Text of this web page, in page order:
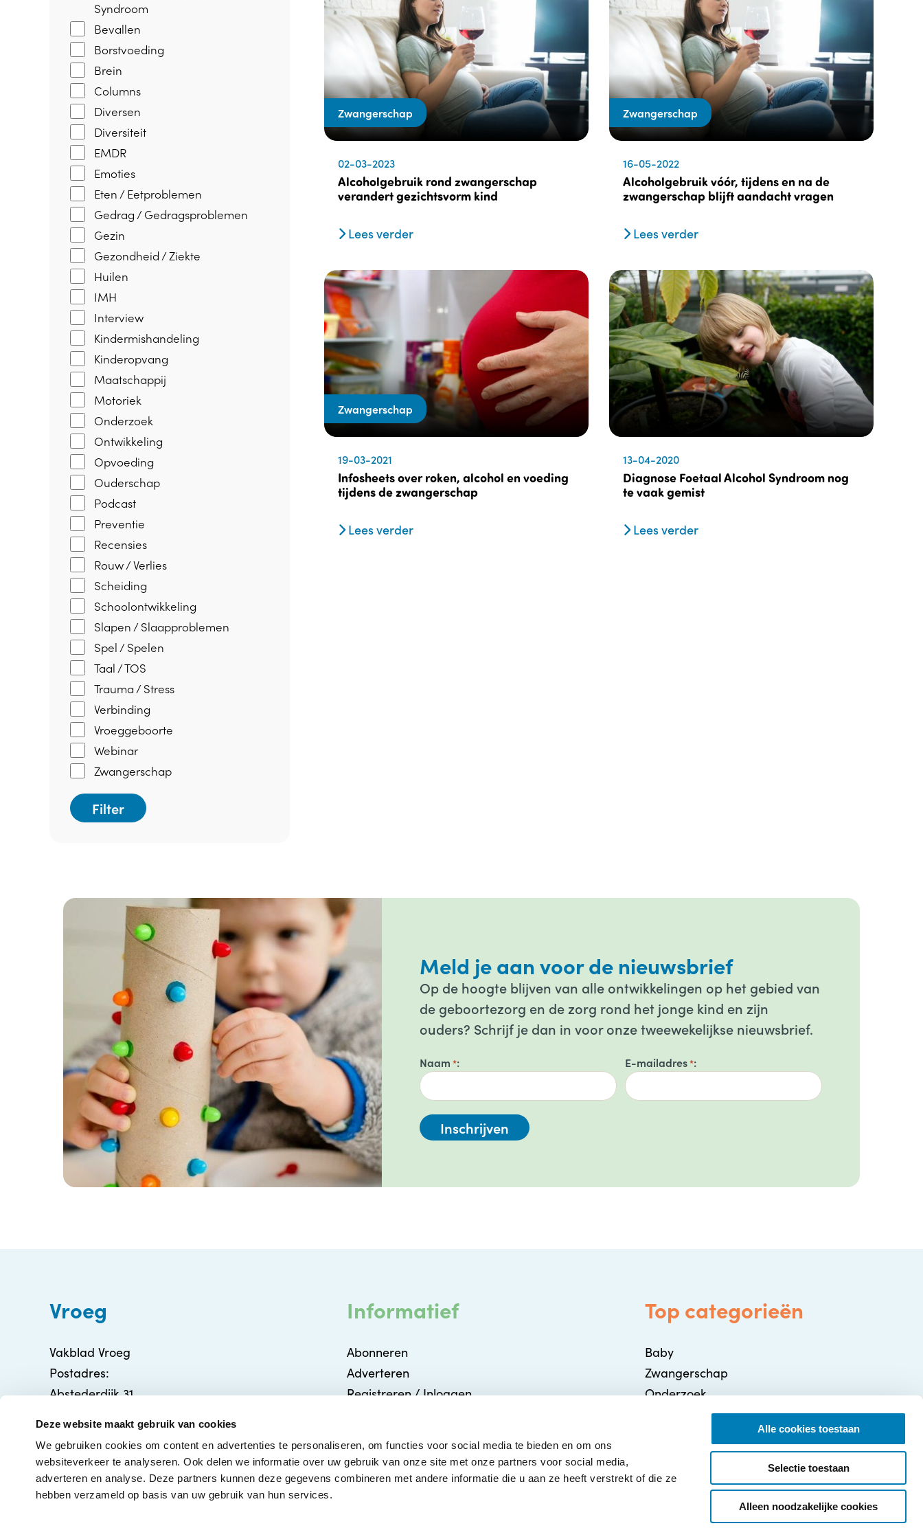
Deze website maakt gebruik van cookies
We gebruiken cookies om content en advertenties te personaliseren, om functies voor social media te bieden en om ons
websiteverkeer te analyseren. Ook delen we informatie over uw gebruik van onze site met onze partners voor social media,
adverteren en analyse. Deze partners kunnen deze gegevens combineren met andere informatie die u aan ze heeft verstrekt of die ze
hebben verzameld op basis van uw gebruik van hun services.
Alle cookies toestaan
Selectie toestaan
Alleen noodzakelijke cookies
Syndroom
Bevallen
Borstvoeding
Brein
Columns
Diversen
Diversiteit
EMDR
Emoties
Eten / Eetproblemen
Gedrag / Gedragsproblemen
Gezin
Gezondheid / Ziekte
Huilen
IMH
Interview
Kindermishandeling
Kinderopvang
Maatschappij
Motoriek
Onderzoek
Ontwikkeling
Opvoeding
Ouderschap
Podcast
Preventie
Recensies
Rouw / Verlies
Scheiding
Schoolontwikkeling
Slapen / Slaapproblemen
Spel / Spelen
Taal / TOS
Trauma / Stress
Verbinding
Vroeggeboorte
Webinar
Zwangerschap
Zwangerschap
02-03-2023
Alcoholgebruik rond zwangerschap
verandert gezichtsvorm kind
Lees verder
Zwangerschap
16-05-2022
Alcoholgebruik vóór, tijdens en na de
zwangerschap blijft aandacht vragen
Lees verder
Zwangerschap
19-03-2021
Infosheets over roken, alcohol en voeding
tijdens de zwangerschap
Lees verder
13-04-2020
Diagnose Foetaal Alcohol Syndroom nog
te vaak gemist
Lees verder
Meld je aan voor de nieuwsbrief
Op de hoogte blijven van alle ontwikkelingen op het gebied van
de geboortezorg en de zorg rond het jonge kind en zijn
ouders? Schrijf je dan in voor onze tweewekelijkse nieuwsbrief.
Naam * E-mailadres*
Vroeg
Vakblad Vroeg
Postadres:
Abstederdijk 31
info@vakbladvroeg.nl
KVK: 71316426
Informatief
Abonneren
Adverteren
Registreren / Inloggen
Contact
Top categorieën
Baby
Zwangerschap
Onderzoek
Gezondheid / Ziekte
Ouderschap